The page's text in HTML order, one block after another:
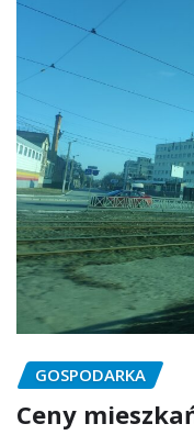
GOSPODARKA
Ceny